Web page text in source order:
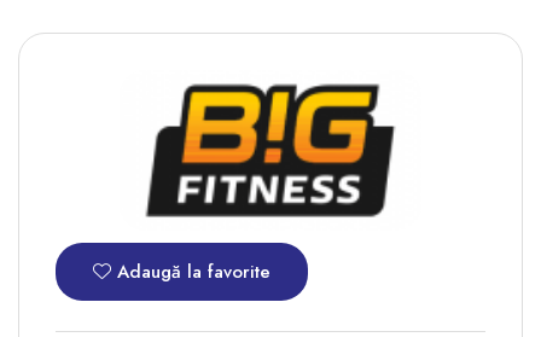
Adaugă la favorite